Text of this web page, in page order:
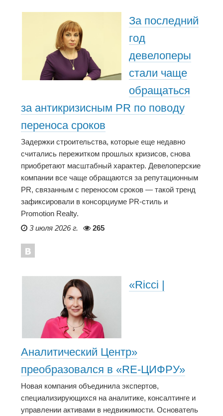
За последний
год
девелоперы
стали чаще
обращаться
за антикризисным PR по поводу
переноса сроков
Задержки строительства, которые еще недавно
считались пережитком прошлых кризисов, снова
приобретают масштабный характер. Девелоперские
компании все чаще обращаются за репутационным
PR, связанным с переносом сроков — такой тренд
зафиксировали в консорциуме PR-стиль и
Promotion Realty.
3 июля 2026 г.
265
«Ricci |
Аналитический Центр»
преобразовался в «RE-ЦИФРУ»
Новая компания объединила экспертов,
специализирующихся на аналитике, консалтинге и
управлении активами в недвижимости. Основатель